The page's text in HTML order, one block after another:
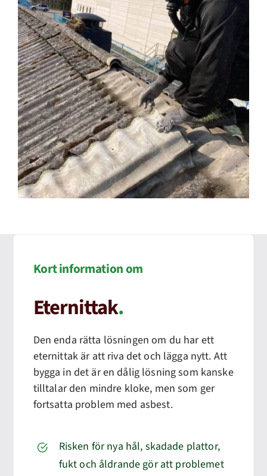
Kort information om
Eternittak.
Den enda rätta lösningen om du har ett
eternittak är att riva det och lägga nytt. Att
bygga in det är en dålig lösning som kanske
tilltalar den mindre kloke, men som ger
fortsatta problem med asbest.
Risken för nya hål, skadade plattor,
fukt och åldrande gör att problemet